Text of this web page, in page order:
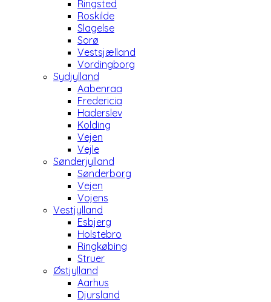
Ringsted
Roskilde
Slagelse
Sorø
Vestsjælland
Vordingborg
Sydjylland
Aabenraa
Fredericia
Haderslev
Kolding
Vejen
Vejle
Sønderjylland
Sønderborg
Vejen
Vojens
Vestjylland
Esbjerg
Holstebro
Ringkøbing
Struer
Østjylland
Aarhus
Djursland